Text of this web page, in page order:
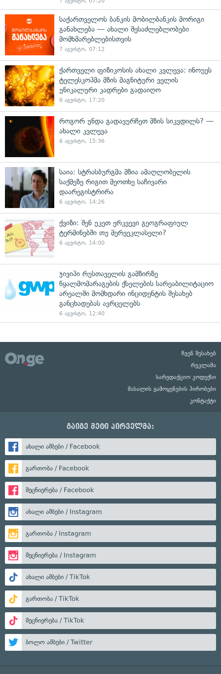
საქართველოს ბანკის მობილბანკის მორიგი
განახლება — ახალი შესაძლებლობები
მომხმარებლებისთვის
7 აგვისტო, 07:12
ქართველი ფიზიკოსის ახალი კვლევა: ინოუეს
ტელესკოპმა მზის მაგნიტური ველის
უნიკალური კადრები გადაიღო
6 აგვისტო, 17:20
როგორ უნდა გადავურჩეთ მზის სიკვდილს? —
ახალი კვლევა
6 აგვისტო, 15:36
საია: სტრასბურგმა მზია ამაღლობელის
საქმეზე რიგით მეოთხე საჩივარი
დაარეგისტრირა
6 აგვისტო, 14:26
ქვიზი: შენ უკეთ ერკვევი გეოგრაფიულ
ტერმინებში თუ მერვეკლასელი?
6 აგვისტო, 14:00
ჯივიპი რუსთაველის გამზირზე
წყალმომარაგების ქსელების სარეაბილიტაციო
არეალში მომხდარი ინციდენტის შესახებ
განცხადებას ავრცელებს
6 აგვისტო, 12:40
ჩვენ შესახებ
რეკლამა
სარედაქციო კოდექსი
მასალის გამოყენების პირობები
კონტაქტი
გაიგე მეტი პირველმა:
ახალი ამბები / Facebook
გართობა / Facebook
მეცნიერება / Facebook
ახალი ამბები / Instagram
გართობა / Instagram
მეცნიერება / Instagram
ახალი ამბები / TikTok
გართობა / TikTok
მეცნიერება / TikTok
ბოლო ამბები / Twitter